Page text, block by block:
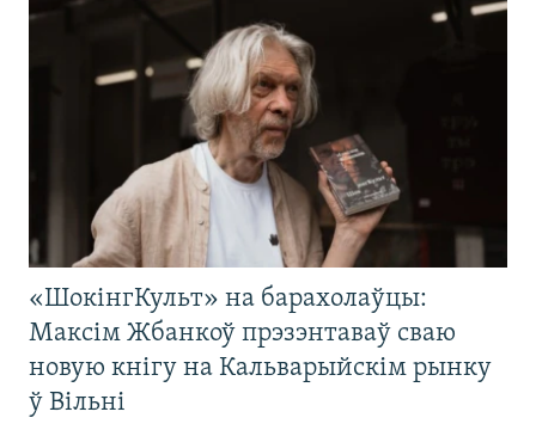
«ШокінгКульт» на барахолаўцы:
Максім Жбанкоў прэзэнтаваў сваю
новую кнігу на Кальварыйскім рынку
ў Вільні